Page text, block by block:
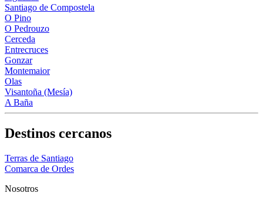
Santiago de Compostela
O Pino
O Pedrouzo
Cerceda
Entrecruces
Gonzar
Montemaior
Olas
Visantoña (Mesía)
A Baña
Destinos cercanos
Terras de Santiago
Comarca de Ordes
Nosotros